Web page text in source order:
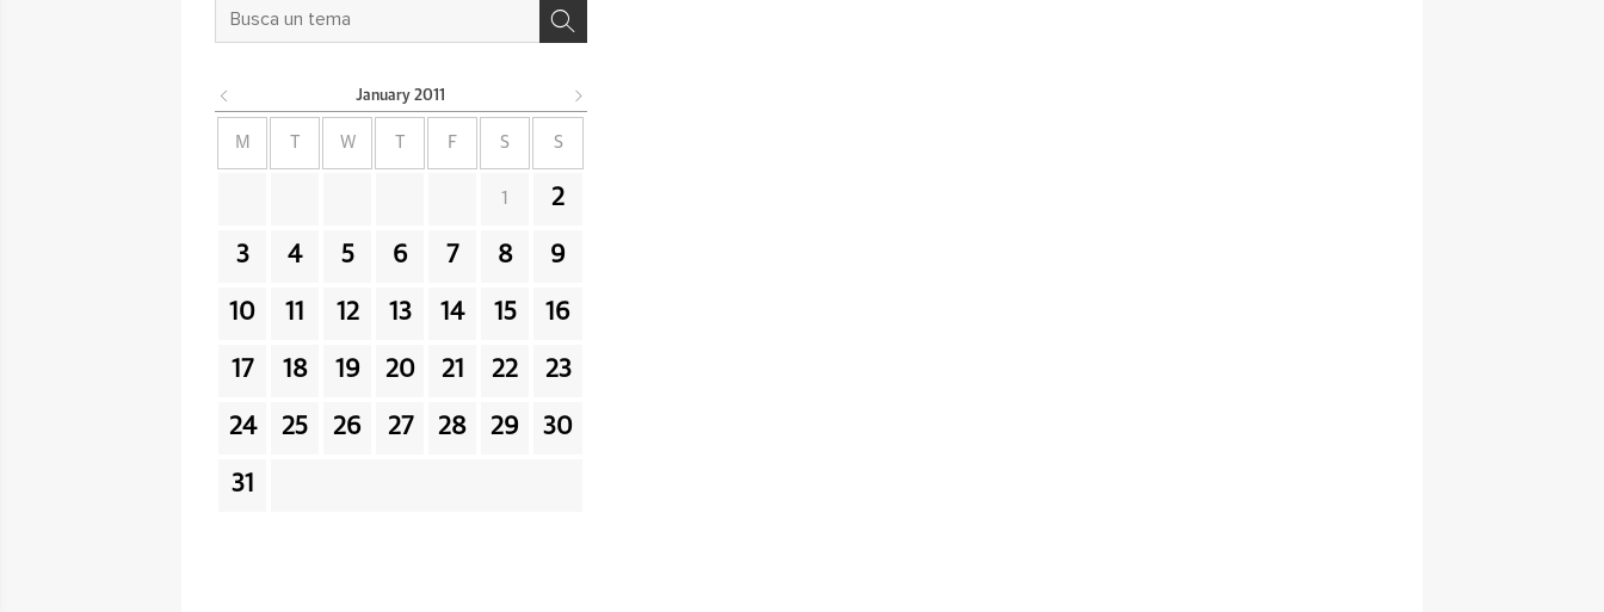
January 2011
M W F S S
1 2
3 4 5 6 7 8 9
10 11 12 13 14 15 16
17 18 19 20 21 22 23
24 25 26 27 28 29 30
31